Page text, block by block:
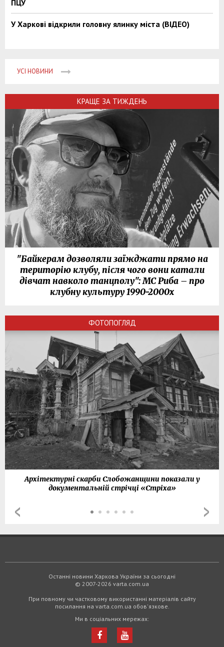
ПЦУ
У Харкові відкрили головну ялинку міста (ВІДЕО)
УСІ НОВИНИ
КРАЩЕ ЗА ТИЖДЕНЬ
"Байкерам дозволяли заїжджати прямо на
територію клубу, після чого вони катали
дівчат навколо танцполу": МС Риба – про
клубну культуру 1990-2000х
ФОТОПОГЛЯД
Архітектурні скарби Слобожанщини показали у
документальній стрічці «Стріха»
Останні новини Харкова України за сьогодні
© 2007-2026 varta.com.ua
При повному чи частковому використанні матеріалів сайту
посилання на varta.com.ua обов'язкове.
Ми в соціальних мережах: